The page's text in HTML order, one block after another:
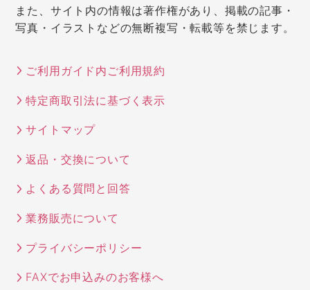
また、サイト内の情報は著作権があり、掲載の記事・
写真・イラストなどの無断複写・転載等を禁じます。
ご利用ガイド内ご利用規約
特定商取引法に基づく表示
サイトマップ
返品・交換について
よくある質問と回答
業務販売について
プライバシーポリシー
FAXでお申込みのお客様へ